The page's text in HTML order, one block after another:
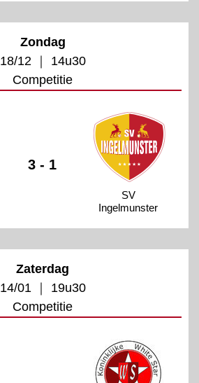
Zondag
18/12 ｜ 14u30
Competitie
3 - 1
SV
Ingelmunster
Zaterdag
14/01 ｜ 19u30
Competitie